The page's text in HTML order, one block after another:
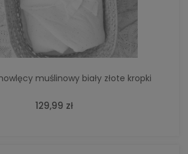
muślinowy biały złote kropki
129,99 zł